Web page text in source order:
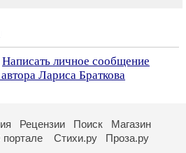
Написать личное сообщение
Лариса Браткова
Рецензии Поиск
Магазин
Стихи.ру Проза.ру